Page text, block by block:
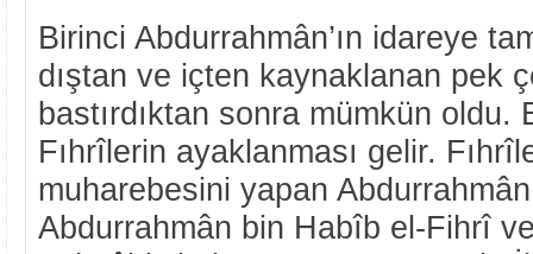
Birinci Abdurrahmân’ın idareye
dıştan ve içten kaynaklanan pek
bastırdıktan sonra mümkün oldu.
Fıhrîlerin ayaklanması gelir.
muharebesini yapan
Abdurrahmân bin Habîb el-Fihrî